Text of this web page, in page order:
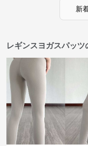
新
レギンスヨガスパッ